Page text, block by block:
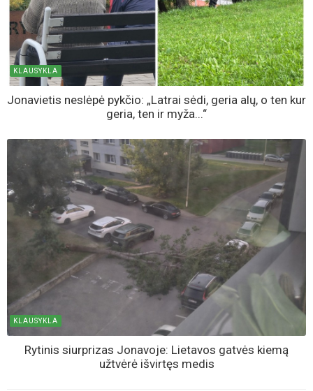
KLAUSYKLA
Jonavietis neslėpė pykčio: „Latrai sėdi, geria alų, o ten kur
geria, ten ir myža...“
KLAUSYKLA
Rytinis siurprizas Jonavoje: Lietavos gatvės kiemą
užtvėrė išvirtęs medis